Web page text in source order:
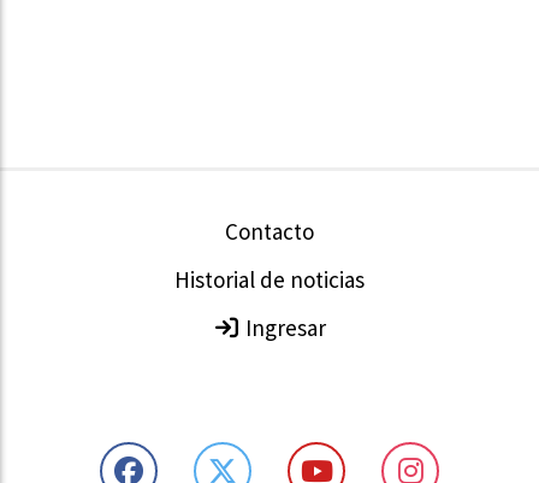
Contacto
Historial de noticias
Ingresar